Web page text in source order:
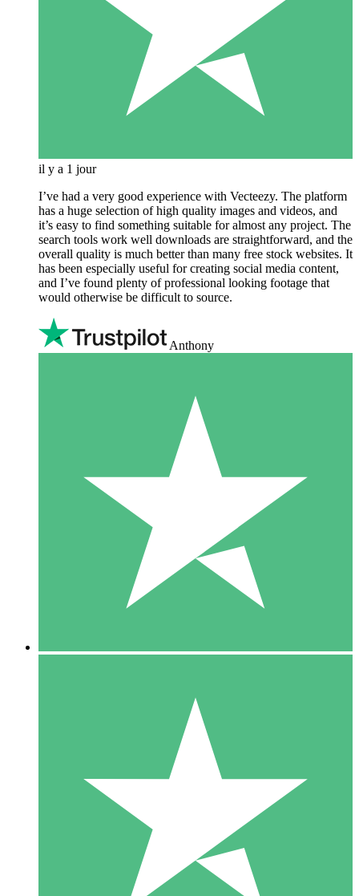
il y a 1 jour
I’ve had a very good experience with Vecteezy. The platform
has a huge selection of high quality images and videos, and
it’s easy to find something suitable for almost any project. The
search tools work well downloads are straightforward, and the
overall quality is much better than many free stock websites. It
has been especially useful for creating social media content,
and I’ve found plenty of professional looking footage that
would otherwise be difficult to source.
Anthony